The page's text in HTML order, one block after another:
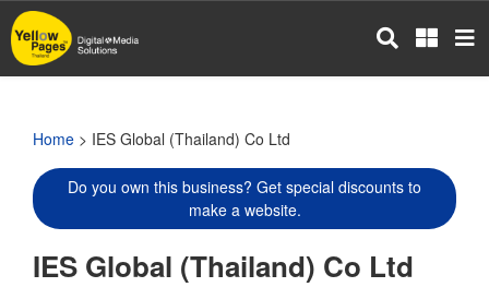
Skip
to
main
Home > IES Global (Thailand) Co Ltd
Do you own this business? Get special discounts to
make a website.
IES Global (Thailand) Co Ltd